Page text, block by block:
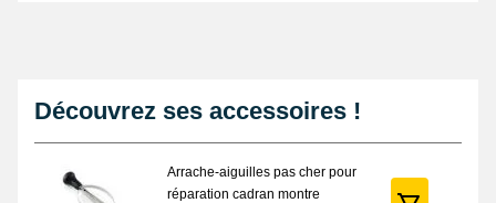
Découvrez ses accessoires !
Arrache-aiguilles pas cher pour
réparation cadran montre